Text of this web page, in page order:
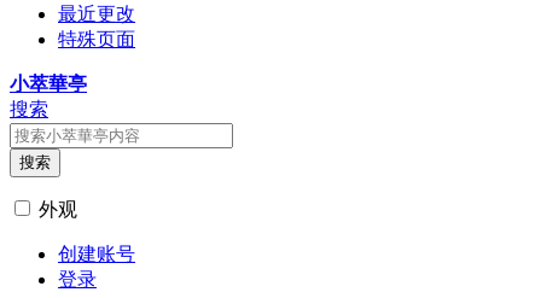
最近更改
特殊页面
小萃華亭
搜索
搜索
外观
创建账号
登录